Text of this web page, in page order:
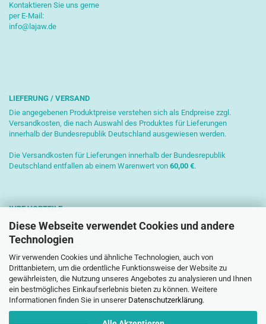
Diese Webseite verwendet Cookies und andere
Technologien
Wir verwenden Cookies und ähnliche Technologien, auch von
Drittanbietern, um die ordentliche Funktionsweise der Website zu
gewährleisten, die Nutzung unseres Angebotes zu analysieren und Ihnen
ein bestmögliches Einkaufserlebnis bieten zu können. Weitere
Informationen finden Sie in unserer Datenschutzerklärung.
Kontaktieren Sie uns gerne
per E-Mail:
info@lajaw.de
LIEFERUNG / VERSAND
Die angegebenen Produktpreise verstehen sich als Endpreise zzgl.
Versandkosten, die nach Auswahl des Produktes für Lieferungen
innerhalb der Bundesrepublik Deutschland ausgewiesen werden.
Die Versandkosten für Lieferungen innerhalb der Bundesrepublik
Deutschland entfallen ab einem Warenwert von 60,00 €.
IHRE VORTEILE
Sichere Zahlung mit SSL-Verschlüsselung
Kostenlose Beratung
Schnelle Versendung
Paketversand mit DHL